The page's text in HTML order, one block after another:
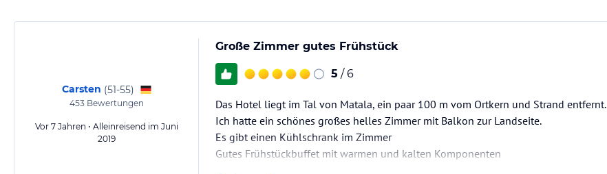
Carsten (51-55)
453 Bewertungen
Vor 7 Jahren • Alleinreisend im Juni
2019
Große Zimmer gutes Frühstück
5 / 6
Das Hotel liegt im Tal von Matala, ein paar 100 m vom Ortkern und Strand entfernt.
Ich hatte ein schönes großes helles Zimmer mit Balkon zur Landseite.
Es gibt einen Kühlschrank im Zimmer
Gutes Frühstückbuffet mit warmen und kalten Komponenten